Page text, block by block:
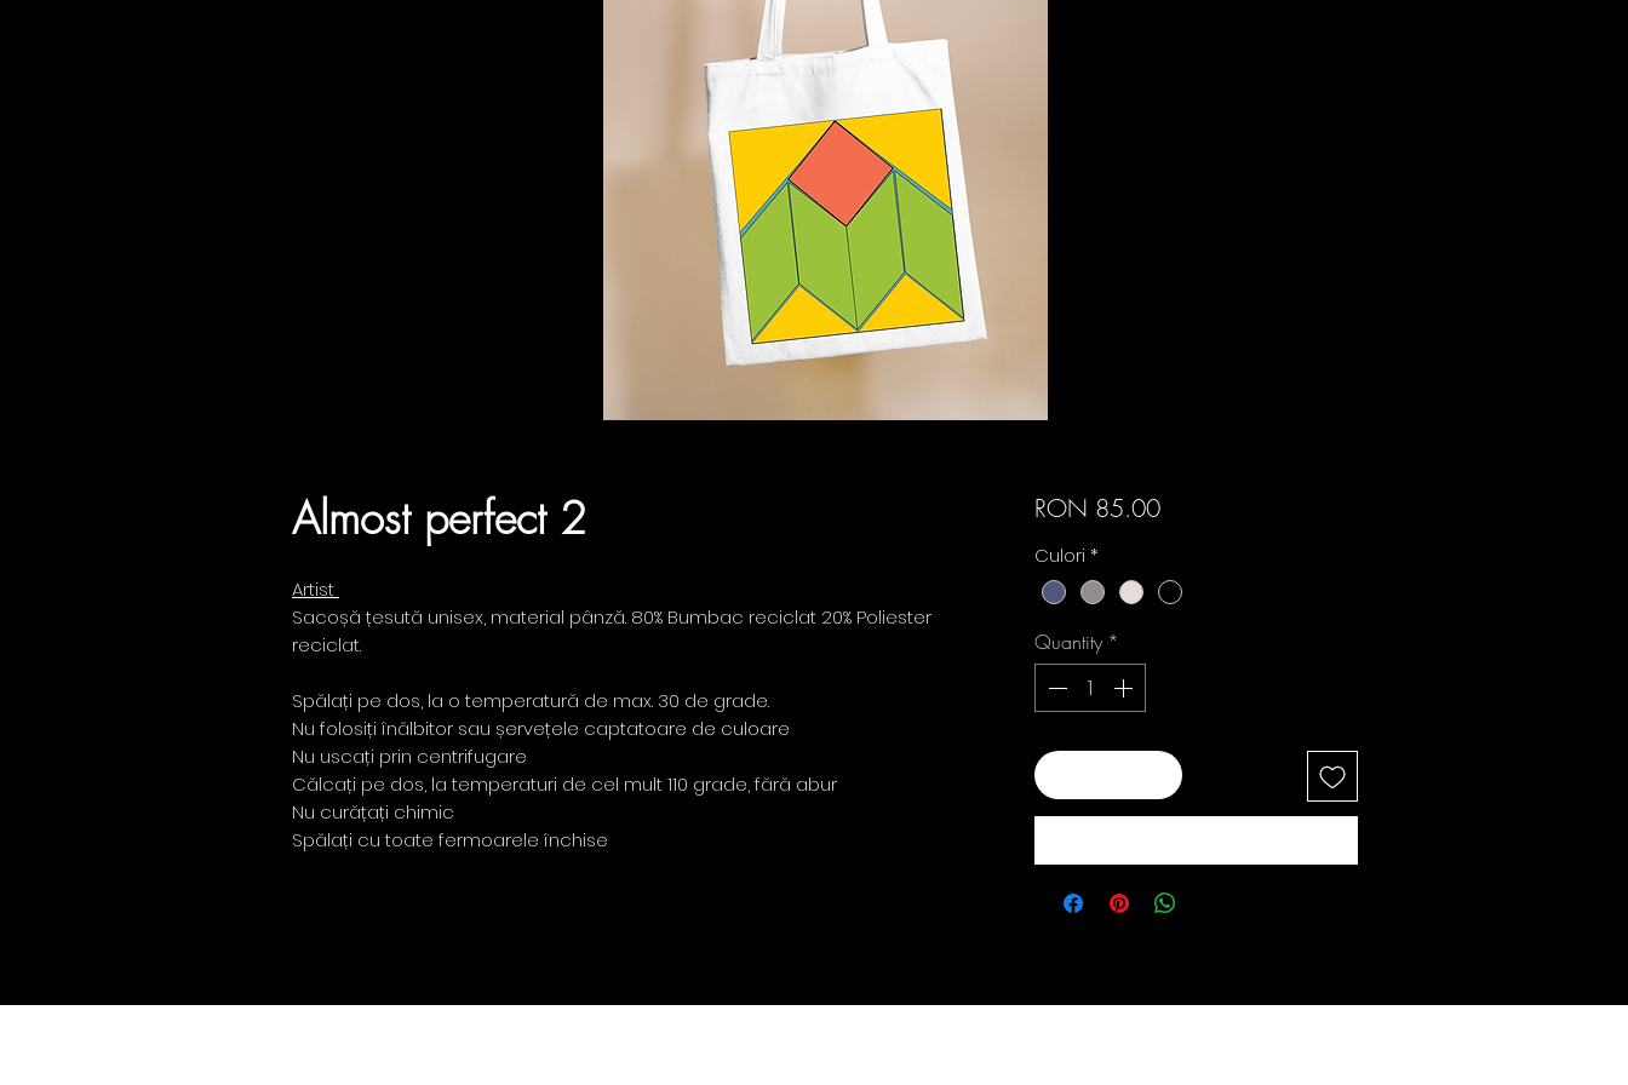
Almost perfect 2
Artist
Sacoșă țesută unisex, material pânză. 80% Bumbac reciclat 20% Poliester
reciclat.
Spălați pe dos, la o temperatură de max. 30 de grade.
Nu folosiți înălbitor sau șervețele captatoare de culoare
Nu uscați prin centrifugare
Călcați pe dos, la temperaturi de cel mult 110 grade, fără abur
Nu curățați chimic
Spălați cu toate fermoarele închise
RON 85.00Price
Culori *
Quantity *